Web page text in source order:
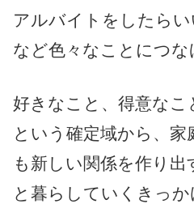
アルバイトをしたらい
など色々なことにつな
好きなこと、得意なこ
という確定域から、家
も新しい関係を作り
と暮らしていくきっか